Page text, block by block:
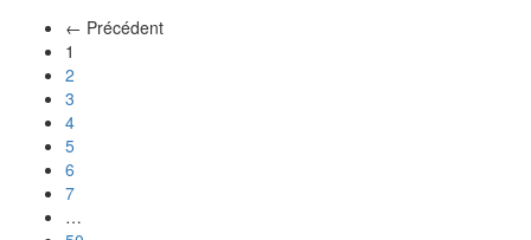
← Précédent
1
2
3
4
5
6
7
…